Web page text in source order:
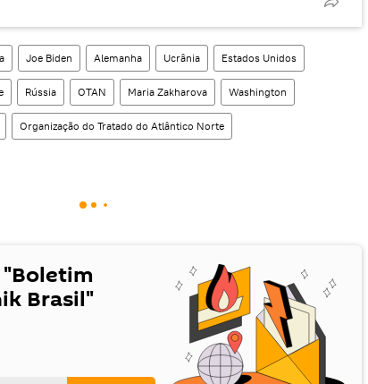
Joe Biden Alemanha Ucrânia Estados Unidos
Rússia OTAN Maria Zakharova Washington
Organização do Tratado do Atlântico Norte
Brasil"